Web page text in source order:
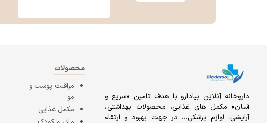
داروخانه آنلاين بيادارو با هدف تامين «سریع و
آسان» مكمل هاى غذايى، محصولات بهداشتى،
آرايشى، لوازم پزشکی… در جهت بهبود و ارتقاء
محصولات
مراقبت پوست و
مو
مکمل غذایی